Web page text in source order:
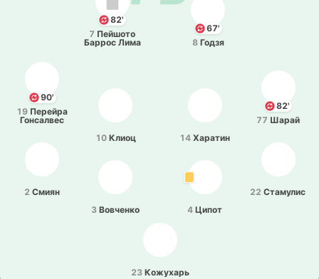
23 Ко­жу­харь
2 Смиян
4 Ципот
3 Во­вче­нко
22 Ста­му­лис
14 Ха­ра­тин
10 Клиоц
82'
77 Шарай
90'
19 Пе­рей­ра
Го­нса­лвес
67'
8 Годзя
82'
7 Пей­шо­то
Баррос Лима